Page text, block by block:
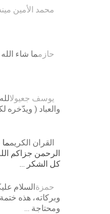
محمد الأمين
حازمما شاء الله
يوسف جعيول
والعباد ( ويدّخره
القران الكريمما
الرحمن جزاكم
كل الشكر …
حمزةالسلام
وبركاته، هذه
ومحتاجة …